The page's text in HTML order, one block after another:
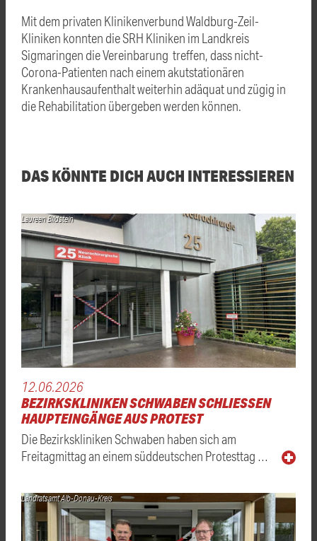
Mit dem privaten Klinikenverbund Waldburg-Zeil-
Kliniken konnten die SRH Kliniken im Landkreis
Sigmaringen die Vereinbarung treffen, dass nicht-
Corona-Patienten nach einem akutstationären
Krankenhausaufenthalt weiterhin adäquat und zügig in
die Rehabilitation übergeben werden können.
DAS KÖNNTE DICH AUCH INTERESSIEREN
Laureen Bildstein
12.06.2026
BEZIRKSKLINIKEN SCHWABEN SCHLIESSEN H
AUPTEINGÄNGE AUS PROTEST
Die Bezirkskliniken Schwaben haben sich am
Freitagmittag an einem süddeutschen Protesttag …
Landratsamt Alb-Donau-Kreis